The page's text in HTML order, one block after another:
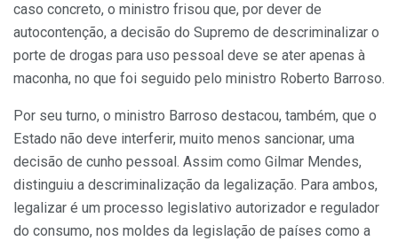
caso concreto, o ministro frisou que, por dever de
autocontenção, a decisão do Supremo de descriminalizar o
porte de drogas para uso pessoal deve se ater apenas à
maconha, no que foi seguido pelo ministro Roberto Barroso.
Por seu turno, o ministro Barroso destacou, também, que o
Estado não deve interferir, muito menos sancionar, uma
decisão de cunho pessoal. Assim como Gilmar Mendes,
distinguiu a descriminalização da legalização. Para ambos,
legalizar é um processo legislativo autorizador e regulador
do consumo, nos moldes da legislação de países como a